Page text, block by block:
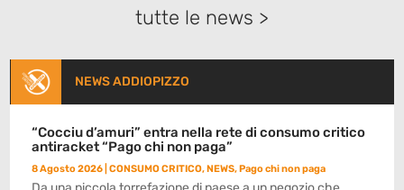
tutte le news >
NEWS ADDIOPIZZO
“Cocciu d’amuri” entra nella rete di consumo critico
antiracket “Pago chi non paga”
8 Agosto 2026 |CONSUMO CRITICO,NEWS,Pago chi non paga